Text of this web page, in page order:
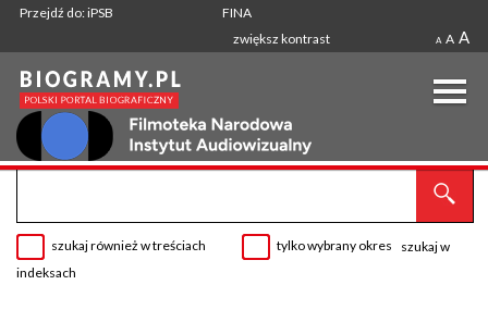
Przejdź do: iPSB
FINA
zwiększ kontrast
A A A
szukaj również w treściach tylko wybrany okres
szukaj w
indeksach